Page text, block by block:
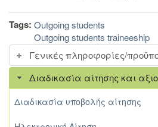
Tags: Outgoing students
Outgoing students traineeship
Γενικές πληροφορίες/
Διαδικασία αίτησης και
Διαδικασία υποβολής αίτησης